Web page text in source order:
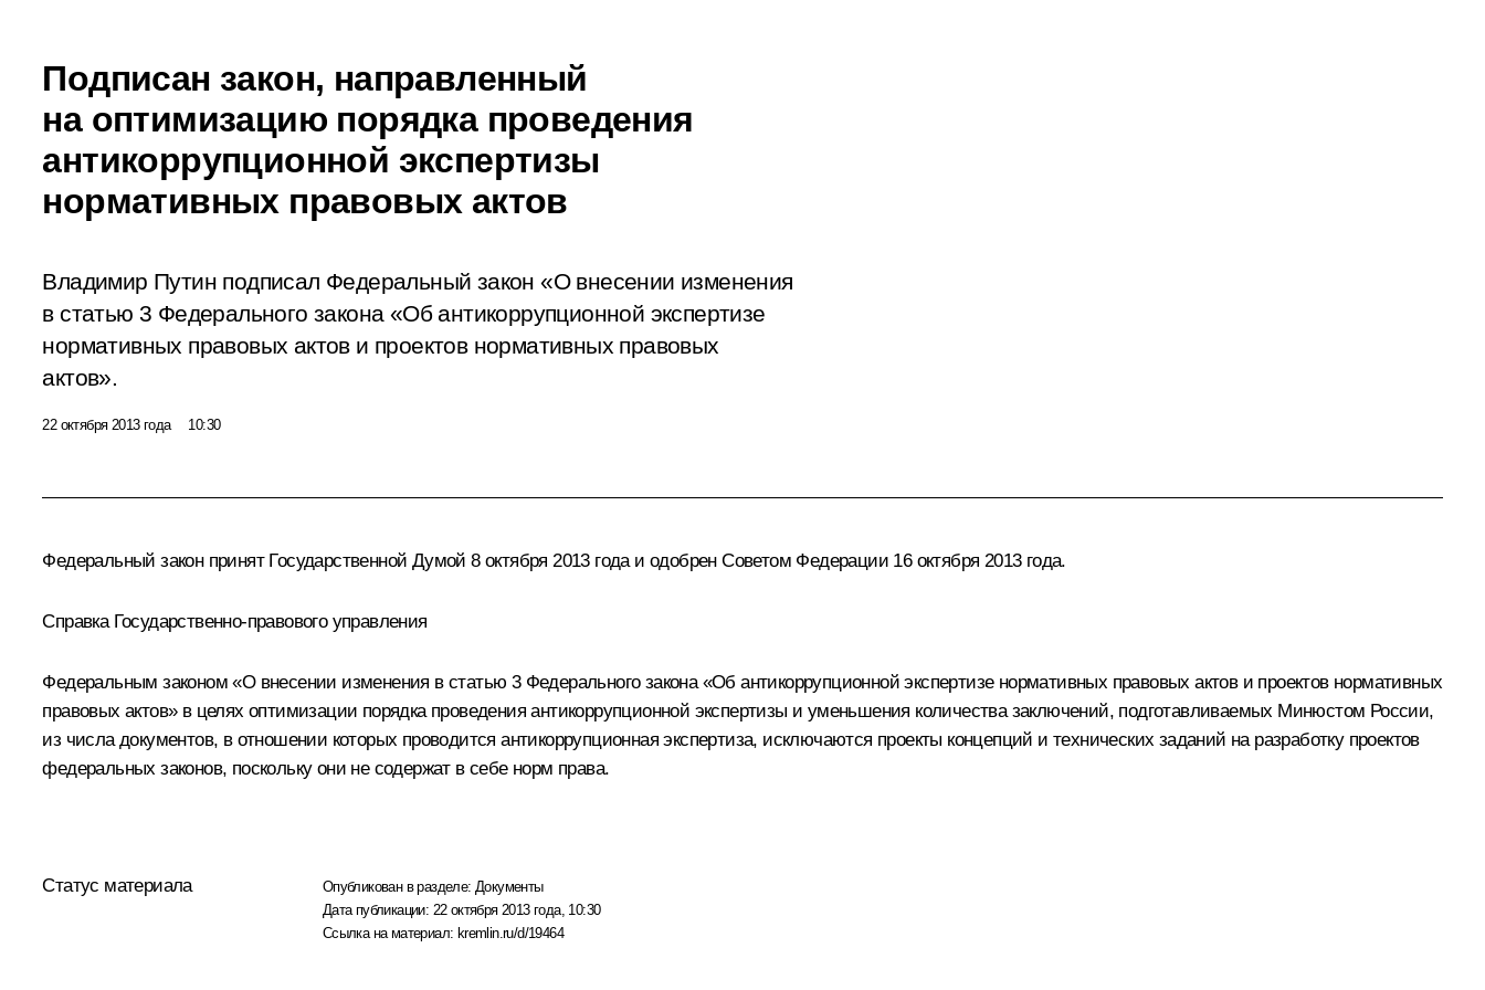
Подписан закон, направленный
на оптимизацию порядка проведения
антикоррупционной экспертизы
нормативных правовых актов
Владимир Путин подписал Федеральный закон «О внесении изменения
в статью 3 Федерального закона «Об антикоррупционной экспертизе
нормативных правовых актов и проектов нормативных правовых
актов».
22 октября 2013 года 10:30
Федеральный закон принят Государственной Думой 8 октября 2013 года и одобрен Советом Федерации 16 октября 2013 года.
Справка Государственно-правового управления
Федеральным законом «О внесении изменения в статью 3 Федерального закона «Об антикоррупционной экспертизе нормативных правовых актов и проектов нормативных
правовых актов» в целях оптимизации порядка проведения антикоррупционной экспертизы и уменьшения количества заключений, подготавливаемых Минюстом России,
из числа документов, в отношении которых проводится антикоррупционная экспертиза, исключаются проекты концепций и технических заданий на разработку проектов
федеральных законов, поскольку они не содержат в себе норм права.
Статус материала Опубликован в разделе: Документы
Дата публикации: 22 октября 2013 года, 10:30
Ссылка на материал: kremlin.ru/d/19464